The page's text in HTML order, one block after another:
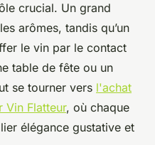
crucial. Un grand
arômes, tandis qu’un
le vin par le contact
table de fête ou un
se tourner vers l'achat
Vin Flatteur, où chaque
élégance gustative et